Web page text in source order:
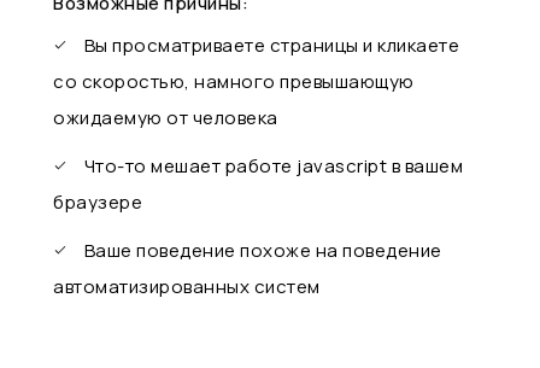
Вы просматриваете страницы и кликаете
со скоростью, намного превышающую
ожидаемую от человека
Что-то мешает работе javascript в вашем
браузере
Ваше поведение похоже на поведение
автоматизированных систем